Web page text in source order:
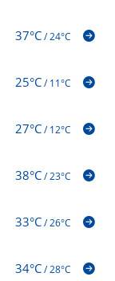
37°C/24°C
25°C/11°C
27°C/12°C
38°C/23°C
33°C/26°C
34°C/28°C